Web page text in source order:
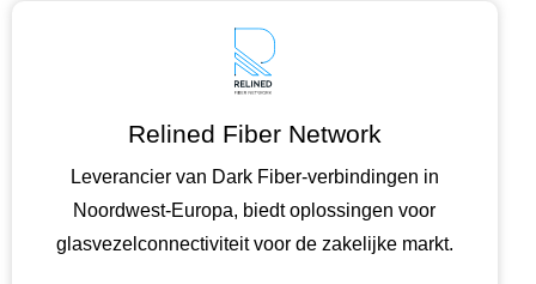
Relined Fiber Network
Leverancier van Dark Fiber-verbindingen in
Noordwest-Europa, biedt oplossingen voor
glasvezelconnectiviteit voor de zakelijke markt.